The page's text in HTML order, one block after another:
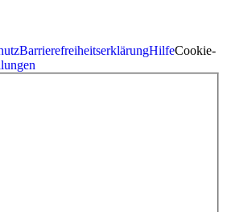
BarrierefreiheitserklärungHilfeCookie-